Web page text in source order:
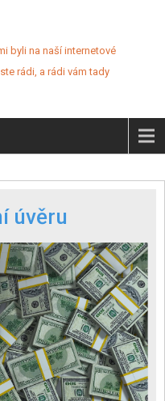
byli na naší internetové
rádi, a rádi vám tady
úvěru